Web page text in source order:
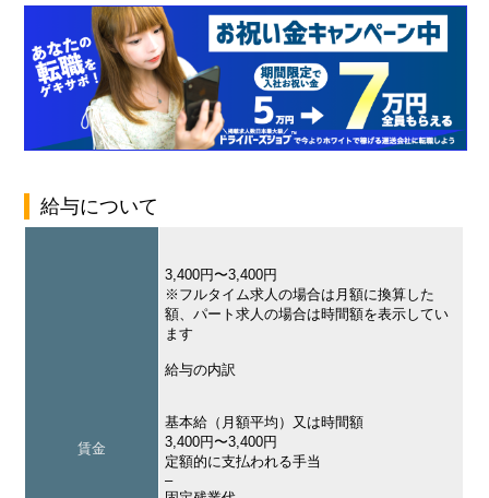
給与について
賃金
3,400円〜3,400円
※フルタイム求人の場合は月額に換算した
額、パート求人の場合は時間額を表示してい
ます
給与の内訳
基本給（月額平均）又は時間額
3,400円〜3,400円
定額的に支払われる手当
–